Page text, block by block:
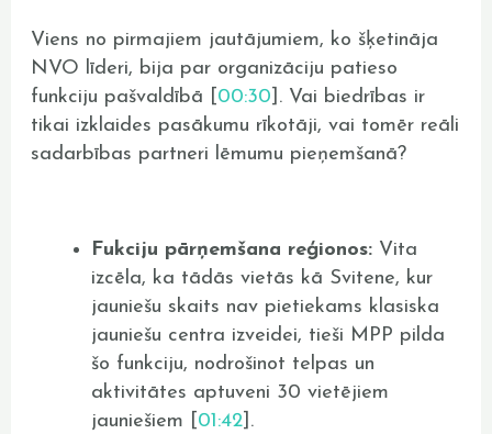
Viens no pirmajiem jautājumiem, ko šķetināja
NVO līderi, bija par organizāciju patieso
funkciju pašvaldībā [ 00:30 ]. Vai biedrības ir
tikai izklaides pasākumu rīkotāji, vai tomēr reāli
sadarbības partneri lēmumu pieņemšanā?
Fukciju pārņemšana reģionos:Vita
izcēla, ka tādās vietās kā Svitene, kur
jauniešu skaits nav pietiekams klasiska
jauniešu centra izveidei, tieši MPP pilda
šo funkciju, nodrošinot telpas un
aktivitātes aptuveni 30 vietējiem
jauniešiem [ 01:42].